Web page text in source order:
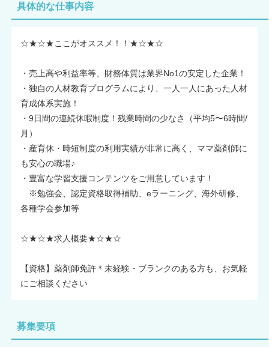
具体的な仕事内容
☆★☆★ここがオススメ！！★☆★☆
・売上高や利益率等、財務体質は業界No1の安定した企業！
・独自の人材教育プログラムにより、一人一人にあった人材
育成体系実施！
・9日間の連続休暇制度！残業時間の少なさ（平均5〜6時間/
月）
・産育休・時短制度の利用実績が非常に高く、ママ薬剤師に
も安心の職場♪
・豊富な学習支援コンテンツをご用意しています！
※勉強会、認定資格取得補助、eラーニング、海外研修、
各種学会参加等
☆★☆★求人概要★☆★☆
【資格】薬剤師免許＊未経験・ブランクのある方も、お気軽
にご相談ください
募集要項